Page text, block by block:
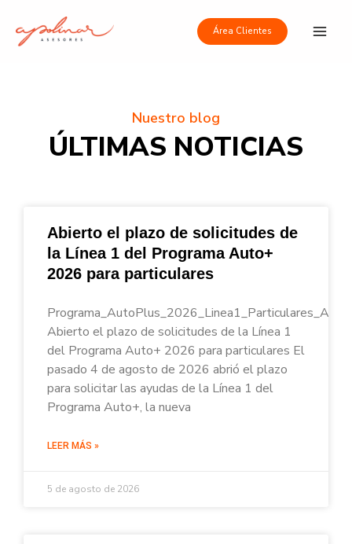
contenido
Área Clientes
Nuestro blog
ÚLTIMAS NOTICIAS
Abierto el plazo de solicitudes de
la Línea 1 del Programa Auto+
2026 para particulares
Abierto el plazo de solicitudes de la Línea 1
del Programa Auto+ 2026 para particulares El
pasado 4 de agosto de 2026 abrió el plazo
para solicitar las ayudas de la Línea 1 del
Programa Auto+, la nueva
LEER MÁS »
5 de agosto de 2026